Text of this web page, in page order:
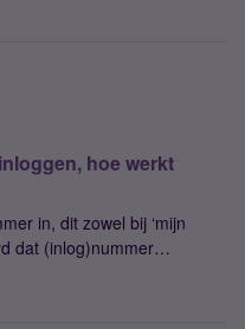
het later
hoe werkt
in, dit zowel bij ‘mijn
dat (inlog)nummer
uitgevoerd wordt en
wordt? Heb veel